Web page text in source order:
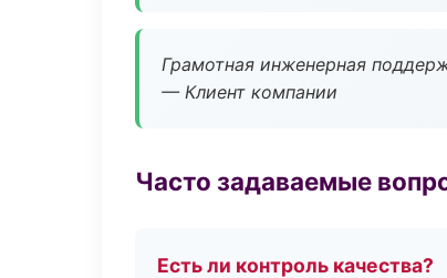
Грамотная инженерная
— Клиент компании
Часто задаваемые
Есть ли контроль качества?